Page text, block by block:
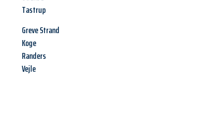
Tastrup
Greve Strand
Koge
Randers
Vejle